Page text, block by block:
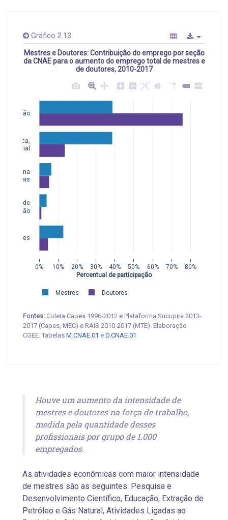
Gráfico 2.13
Mestres e Doutores: Contribuição do emprego por seção
da CNAE para o aumento do emprego total de mestres e
de doutores, 2010-2017
0% 10% 20% 30% 40% 50% 60% 70% 80%
de
Humana
Sociais
Pública,
Social
Educação
Mestres Doutores
Percentual de participação
Fontes: Coleta Capes 1996-2012 e Plataforma Sucupira 2013-
2017 (Capes, MEC) e RAIS 2010-2017 (MTE). Elaboração
CGEE. Tabelas M.CNAE.01 e D.CNAE.01
Houve um aumento da intensidade de
mestres e doutores na força de trabalho,
medida pela quantidade desses
profissionais por grupo de 1.000
empregados.
As atividades econômicas com maior intensidade
de mestres são as seguintes: Pesquisa e
Desenvolvimento Científico, Educação, Extração de
Petróleo e Gás Natural, Atividades Ligadas ao